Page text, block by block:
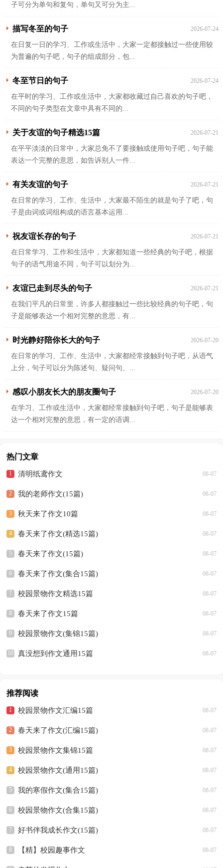
子可分为单句和复句，单句又可分为主...
描写冬至的句子 2026-07-24
在日复一日的学习、工作或生活中，大家一定都接触过一些使用较
为普遍的句子吧，句子的组成部分，包...
冬至节日的句子 2026-07-24
在平时的学习、工作或生活中，大家都收藏过自己喜欢的句子吧，
不同的句子类型在文章中具有不同的...
关于友谊的句子精选15篇 2026-07-21
在平平淡淡的日常中，大家总免不了要接触或使用句子吧，句子能
表达一个完整的意思，如告诉别人一件...
有关友谊的句子 2026-07-21
在日常的学习、工作、生活中，大家最不陌生的就是句子了吧，句
子是由词或词组构成的语言基本运用...
祝友谊长存的句子 2026-07-21
在日常学习、工作和生活中，大家都知道一些经典的句子吧，根据
句子的语气用途不同，句子可以划分为...
友谊已走到尽头的句子 2026-07-21
在我们平凡的日常里，许多人都接触过一些比较经典的句子吧，句
子是能够表达一个相对完整的意思，有...
时光静好陪你长大的句子 2026-07-20
在日常的学习、工作、生活中，大家都经常接触到句子吧，从语气
上分，句子可以分为陈述句、疑问句、...
感叹小朋友长大的朋友圈句子 2026-07-20
在学习、工作或生活中，大家都经常接触到句子吧，句子是能够表
达一个相对完整的意思，有一定的语调...
热门文章
清明纸鸢作文 08-07
我的老师作文(15篇) 08-07
秋天来了作文10篇 08-07
春天来了作文(精选15篇) 08-07
春天来了作文(15篇) 08-07
春天来了作文(集合15篇) 08-07
校园景物作文精选15篇 08-07
春天来了作文15篇 08-07
校园景物作文(集锦15篇) 08-07
真没想到作文通用15篇 08-07
推荐阅读
校园景物作文汇编15篇 08-07
春天来了作文(汇编15篇) 08-07
校园景物作文集锦15篇 08-07
校园景物作文(通用15篇) 08-07
我的寒假作文(集合15篇) 08-07
校园景物作文(合集15篇) 08-07
好书伴我成长作文(15篇) 08-07
【精】校园趣事作文 08-07